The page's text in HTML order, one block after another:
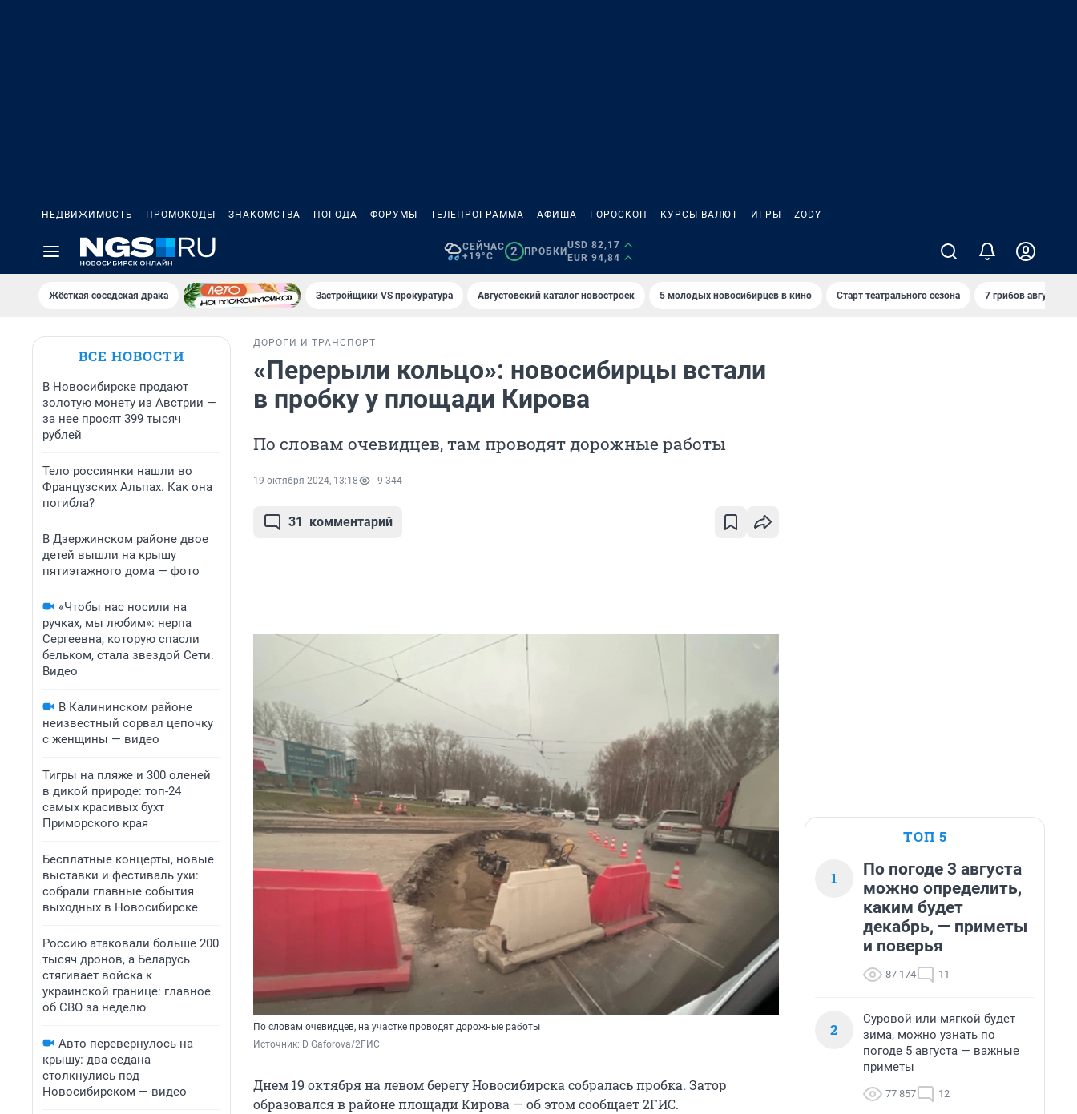
НЕДВИЖИМОСТЬ ПРОМОКОДЫ ЗНАКОМСТВА ПОГОДА ФОРУМЫ ТЕЛЕПРОГРАММА АФИША ГОРОСКОП КУРСЫ ВАЛЮТ ИГРЫ ZODY
СЕЙЧАС
+19°C
2 ПРОБКИ
USD 82,17
EUR 94,84
Жёсткая соседская драка Застройщики VS прокуратура Августовский каталог новостроек 5 молодых новосибирцев в кино Старт театрального сезона 7 грибов августа
ВСЕ НОВОСТИ
В Новосибирске продают
золотую монету из Австрии —
за нее просят 399 тысяч
рублей
Тело россиянки нашли во
Французских Альпах. Как она
погибла?
В Дзержинском районе двое
детей вышли на крышу
пятиэтажного дома — фото
«Чтобы нас носили на
ручках, мы любим»: нерпа
Сергеевна, которую спасли
бельком, стала звездой Сети.
Видео
В Калининском районе
неизвестный сорвал цепочку
с женщины — видео
Тигры на пляже и 300 оленей
в дикой природе: топ-24
самых красивых бухт
Приморского края
Бесплатные концерты, новые
выставки и фестиваль ухи:
собрали главные события
выходных в Новосибирске
Россию атаковали больше 200
тысяч дронов, а Беларусь
стягивает войска к
украинской границе: главное
об СВО за неделю
Авто перевернулось на
крышу: два седана
столкнулись под
Новосибирском — видео
ДОРОГИ И ТРАНСПОРТ
«Перерыли кольцо»: новосибирцы встали
в пробку у площади Кирова
По словам очевидцев, там проводят дорожные работы
19 октября 2024, 13:18 9 344
31 комментарий
По словам очевидцев, на участке проводят дорожные работы
Источник: D Gaforova/2ГИС
Днем 19 октября на левом берегу Новосибирска собралась пробка. Затор
образовался в районе площади Кирова — об этом сообщает 2ГИС.
ТОП 5
1
По погоде 3 августа
можно определить,
каким будет
декабрь, — приметы
и поверья
87 174 11
2
Суровой или мягкой будет
зима, можно узнать по
погоде 5 августа — важные
приметы
77 857 12